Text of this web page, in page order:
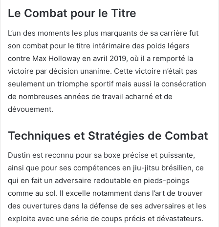
Le Combat pour le Titre
L’un des moments les plus marquants de sa carrière fut
son combat pour le titre intérimaire des poids légers
contre Max Holloway en avril 2019, où il a remporté la
victoire par décision unanime. Cette victoire n’était pas
seulement un triomphe sportif mais aussi la consécration
de nombreuses années de travail acharné et de
dévouement.
Techniques et Stratégies de Combat
Dustin est reconnu pour sa boxe précise et puissante,
ainsi que pour ses compétences en jiu-jitsu brésilien, ce
qui en fait un adversaire redoutable en pieds-poings
comme au sol. Il excelle notamment dans l’art de trouver
des ouvertures dans la défense de ses adversaires et les
exploite avec une série de coups précis et dévastateurs.